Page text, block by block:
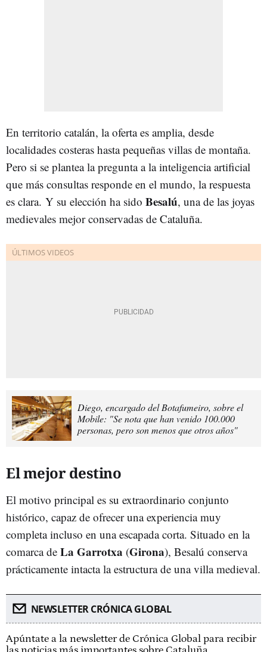
En territorio catalán, la oferta es amplia, desde
localidades costeras hasta pequeñas villas de montaña.
Pero si se plantea la pregunta a la inteligencia artificial
que más consultas responde en el mundo, la respuesta
es clara. Y su elección ha sido Besalú, una de las joyas
medievales mejor conservadas de Cataluña.
Diego, encargado del Botafumeiro, sobre el
Mobile: "Se nota que han venido 100.000
personas, pero son menos que otros años"
El mejor destino
El motivo principal es su extraordinario conjunto
histórico, capaz de ofrecer una experiencia muy
completa incluso en una escapada corta. Situado en la
comarca de La Garrotxa (Girona), Besalú conserva
prácticamente intacta la estructura de una villa medieval.
NEWSLETTER CRÓNICA GLOBAL
Apúntate a la newsletter de Crónica Global para recibir